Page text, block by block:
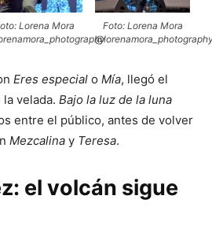
Lorena Mora
Foto: Lorena Mora
Eres especial o Mía, llegó el
velada. Bajo la luz de la luna
entre el público, antes de volver
Mezcalina y Teresa.
el volcán sigue